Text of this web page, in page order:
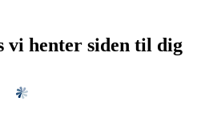
vi henter siden til dig